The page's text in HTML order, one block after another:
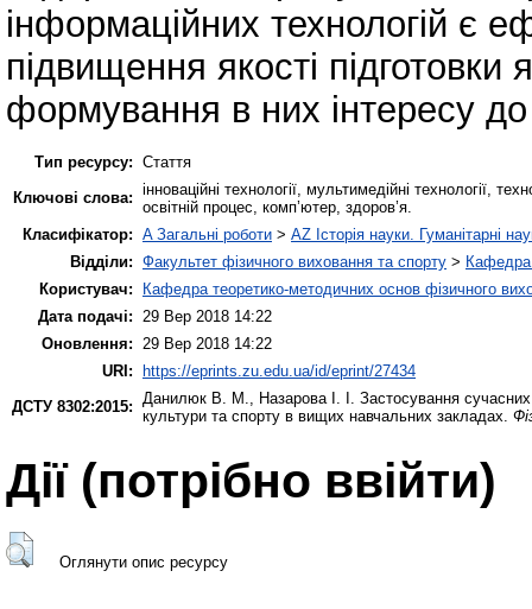
інформаційних технологій є
підвищення якості підготовки
формування в них інтересу
Тип ресурсу: Стаття
Ключові слова: інноваційні технології, мультимедійні технології,
освітній процес, комп’ютер, здоров’я.
Класифікатор: A Загальні роботи > AZ Історія науки. Гуманітарні
Відділи: Факультет фізичного виховання та спорту > Кафедра
Користувач:
Кафедра теоретико-методичних основ фізичного
Дата подачі:
29 Вер 2018 14:22
Оновлення:
29 Вер 2018 14:22
URI: https://eprints.zu.edu.ua/id/eprint/27434
ДСТУ 8302:2015:
Данилюк В. М. Назарова І. І. Застосування
культури та спорту в вищих навчальних закладах.
Дії ​​(потрібно ввійти)
Оглянути опис ресурсу